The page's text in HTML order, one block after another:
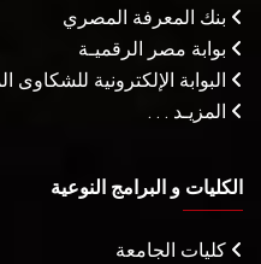
بنك المعرفة المصري
بوابة مصر الرقميـة
البوابة الإلكترونية للشكاوى
المزيـد . . .
الكليات و البرامج النوعية
كليات الجامعة